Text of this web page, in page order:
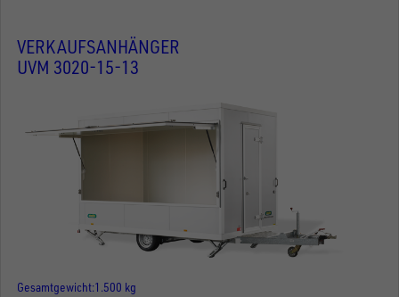
VERKAUFSANHÄNGER
UVM 3020-15-13
Gesamtgewicht 1.500 kg